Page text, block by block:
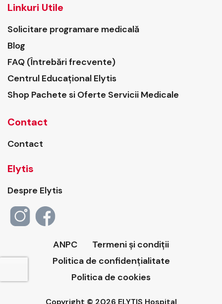
Linkuri Utile
Solicitare programare medicală
Blog
FAQ (Întrebări frecvente)
Centrul Educațional Elytis
Shop Pachete si Oferte Servicii Medicale
Contact
Contact
Elytis
Despre Elytis
ANPC
Termeni și condiții
Politica de confidențialitate
Politica de cookies
Copyright © 2026 ELYTIS Hospital